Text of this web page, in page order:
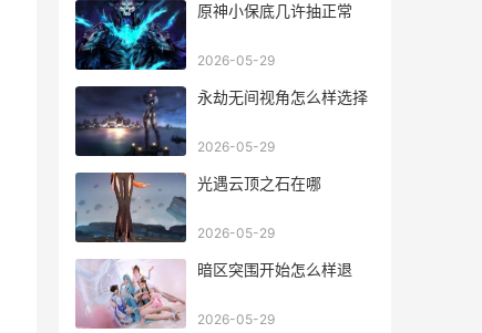
原神小保底几许抽正常
2026-05-29
永劫无间视角怎么样选择
2026-05-29
光遇云顶之石在哪
2026-05-29
暗区突围开始怎么样退
2026-05-29